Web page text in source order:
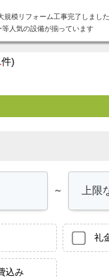
規模リフォーム工事完了しまし
人気の設備が揃っています
件)
～
礼
込み